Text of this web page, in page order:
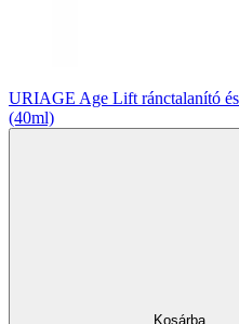
URIAGE Age Lift ránctalanító
(40ml)
Kosárba